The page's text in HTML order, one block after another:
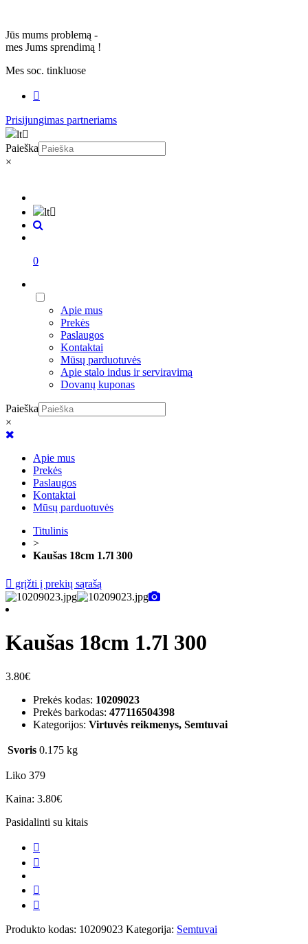
Jūs mums problemą -
mes Jums sprendimą !
Mes soc. tinkluose
Prisijungimas partneriams
lt
Paieška
×
lt
0
Apie mus
Prekės
Paslaugos
Kontaktai
Mūsų parduotuvės
Apie stalo indus ir serviravimą
Dovanų kuponas
Paieška
×
Apie mus
Prekės
Paslaugos
Kontaktai
Mūsų parduotuvės
Titulinis
>
Kaušas 18cm 1.7l 300
grįžti į prekių sąrašą
Kaušas 18cm 1.7l 300
3.80€
Prekės kodas: 10209023
Prekės barkodas: 477116504398
Kategorijos: Virtuvės reikmenys, Semtuvai
Svoris 0.175 kg
Liko 379
Kaina: 3.80€
Pasidalinti su kitais
Produkto kodas: 10209023 Kategorija: Semtuvai